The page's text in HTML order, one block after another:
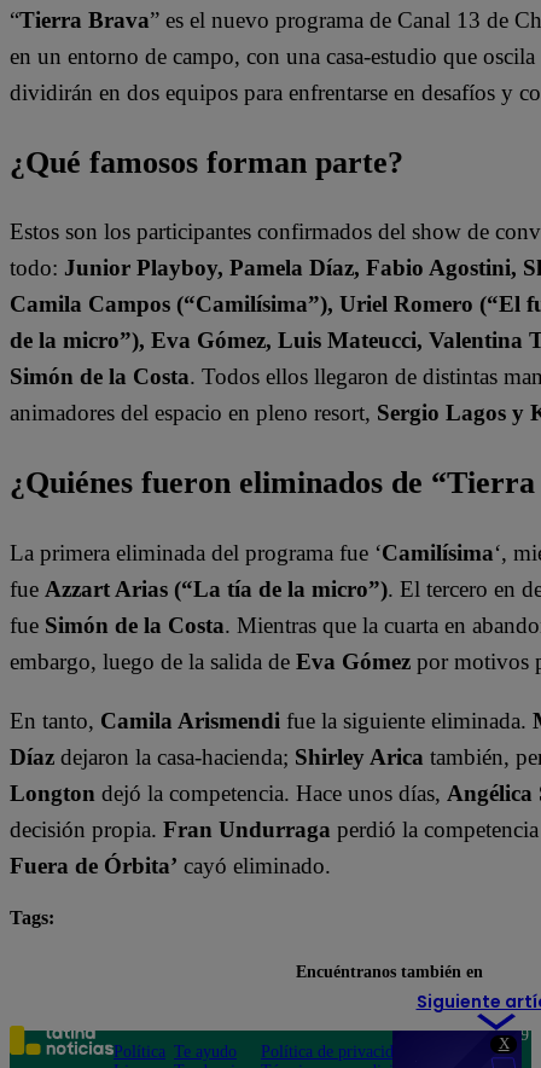
X
“Tierra Brava” es el nuevo programa de Canal 13 de
en un entorno de campo, con una casa-estudio que
dividirán en dos equipos para enfrentarse en desafíos y
¿Qué famosos forman parte?
Estos son los participantes confirmados del show de
todo: Junior Playboy, Pamela Díaz, Fabio Agostini,
Camila Campos (“Camilísima”), Uriel Romero (“El
de la micro”), Eva Gómez, Luis Mateucci, Valentina
Simón de la Costa. Todos ellos llegaron de distintas
animadores del espacio en pleno resort, Sergio Lagos y
¿Quiénes fueron eliminados de
La primera eliminada del programa fue ‘Camilísima‘,
fue Azzart Arias (“La tía de la micro”). El tercero en
fue Simón de la Costa. Mientras que la cuarta en
embargo, luego de la salida de Eva Gómez por motivos
En tanto, Camila Arismendi fue la siguiente eliminada.
Díaz dejaron la casa-hacienda; Shirley Arica también,
Longton dejó la competencia. Hace unos días, Angélica
decisión propia. Fran Undurraga perdió la
Fuera de Órbita’ cayó eliminado.
Tags:
Siguiente
Encuéntranos también en
Política Te ayudo
Política de privacidad
Teléfono: 219